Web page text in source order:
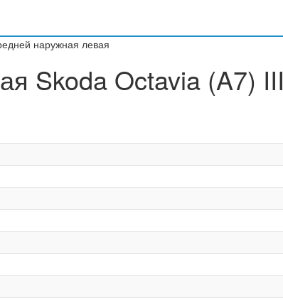
наружная левая
Skoda Octavia (A7) III